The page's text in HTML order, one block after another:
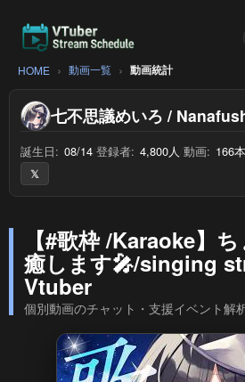
HOME 動画一覧 動画統計
七不思議めいろ /
誕生日: 08/14 登録者: 4,800人 動画: 166本
𝕏
【#歌枠 /Karaoke】ち
癒します🎤/singing
Vtuber
個別動画のチャット・支援イベント解